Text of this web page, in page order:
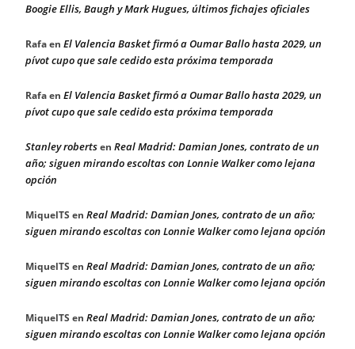
Boogie Ellis, Baugh y Mark Hugues, últimos fichajes oficiales
Rafaen El Valencia Basket firmó a Oumar Ballo hasta 2029, un
pívot cupo que sale cedido esta próxima temporada
Rafaen El Valencia Basket firmó a Oumar Ballo hasta 2029, un
pívot cupo que sale cedido esta próxima temporada
Stanley robertsen Real Madrid: Damian Jones, contrato de un
año; siguen mirando escoltas con Lonnie Walker como lejana
opción
MiquelTS en Real Madrid: Damian Jones, contrato de un año;
siguen mirando escoltas con Lonnie Walker como lejana opción
MiquelTS en Real Madrid: Damian Jones, contrato de un año;
siguen mirando escoltas con Lonnie Walker como lejana opción
MiquelTS en Real Madrid: Damian Jones, contrato de un año;
siguen mirando escoltas con Lonnie Walker como lejana opción